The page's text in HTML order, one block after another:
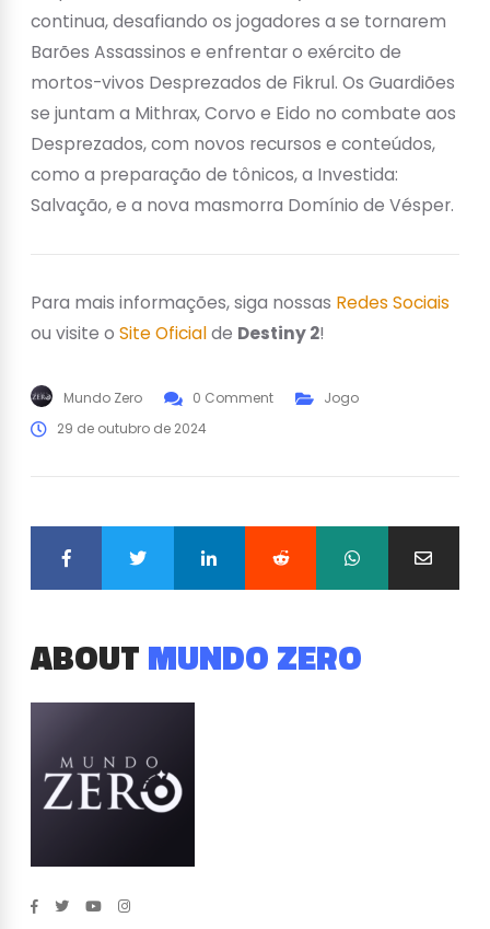
continua, desafiando os jogadores a se tornarem
Barões Assassinos e enfrentar o exército de
mortos-vivos Desprezados de Fikrul. Os Guardiões
se juntam a Mithrax, Corvo e Eido no combate aos
Desprezados, com novos recursos e conteúdos,
como a preparação de tônicos, a Investida:
Salvação, e a nova masmorra Domínio de Vésper.
Para mais informações, siga nossas Redes Sociais
ou visite o Site Oficialde Destiny 2!
Mundo Zero 0 Comment
Jogo
29 de outubro de 2024
ABOUTMUNDO ZERO